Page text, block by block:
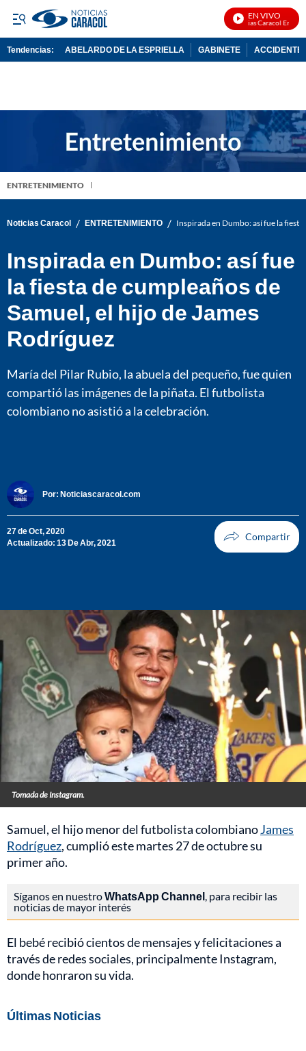
EN VIVO
Noticias Caracol En Vivo
Tendencias: ABELARDO DE LA ESPRIELLA GABINETE ACCIDENTE
ENTRETENIMIENTO
Noticias Caracol / ENTRETENIMIENTO / Inspirada en Dumbo: así fue la
Inspirada en Dumbo: así fue
la fiesta de cumpleaños de
Samuel, el hijo de James
Rodríguez
María del Pilar Rubio, la abuela del pequeño, fue quien
compartió las imágenes de la piñata. El futbolista
colombiano no asistió a la celebración.
Por: Noticiascaracol.com
27 de Oct, 2020
Actualizado: 13 De Abr, 2021
Tomada de Instagram.
Samuel, el hijo menor del futbolista colombianoJames
Rodríguez, cumplió este martes 27 de octubre su
primer año.
Síganos en nuestroWhatsApp Channel, para recibir las
noticias de mayor interés
El bebé recibió cientos de mensajes y felicitaciones a
través de redes sociales, principalmente Instagram,
donde honraron su vida.
Últimas Noticias